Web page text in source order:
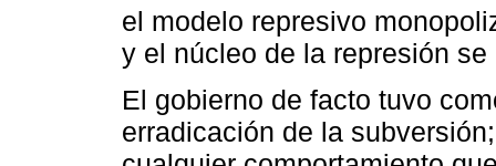
el modelo represivo
y el núcleo de la represión
El gobierno de facto tuvo
erradicación de la